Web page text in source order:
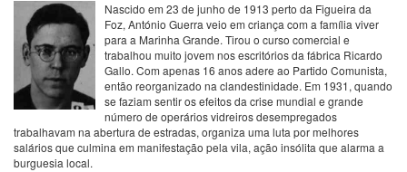
Nascido em 23 de junho de 1913 perto da Figueira da
Foz, António Guerra veio em criança com a família viver
para a Marinha Grande. Tirou o curso comercial e
trabalhou muito jovem nos escritórios da fábrica Ricardo
Gallo. Com apenas 16 anos adere ao Partido Comunista,
então reorganizado na clandestinidade. Em 1931, quando
se faziam sentir os efeitos da crise mundial e grande
número de operários vidreiros desempregados
trabalhavam na abertura de estradas, organiza uma luta por melhores
salários que culmina em manifestação pela vila, ação insólita que alarma a
burguesia local.